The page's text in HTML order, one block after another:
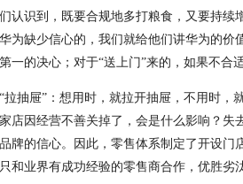
认识到，既要合规地多打粮食，又要持续
为缺少信心的，我们就给他们讲华为的价
一的决心；对于“送上门”来的，如果不合
拉抽屉”：想用时，就拉开抽屉，不用时，
店因经营不善关掉了，会是什么影响？失
牌的信心。因此，零售体系制定了开设门
和业界有成功经验的零售商合作，优胜劣